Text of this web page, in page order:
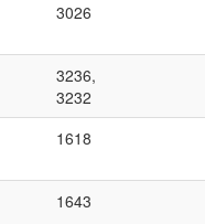
3026
3236,
3232
1618
1643